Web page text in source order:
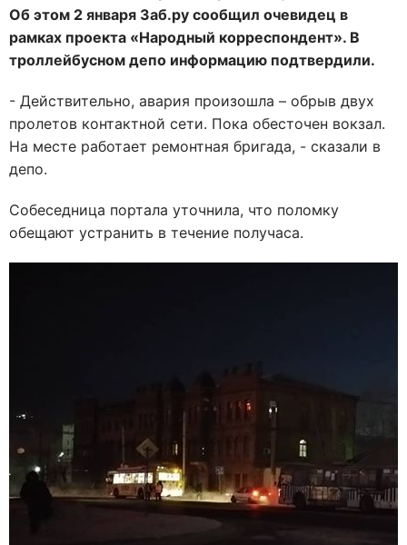
Об этом 2 января Заб.ру сообщил очевидец в
рамках проекта «Народный корреспондент». В
троллейбусном депо информацию подтвердили.
- Действительно, авария произошла – обрыв двух
пролетов контактной сети. Пока обесточен вокзал.
На месте работает ремонтная бригада, - сказали в
депо.
Собеседница портала уточнила, что поломку
обещают устранить в течение получаса.